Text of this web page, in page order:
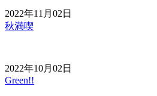
2022年11月02日
秋満喫
2022年10月02日
Green!!